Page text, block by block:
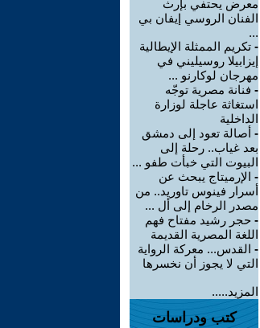
معرض يحتفي بإرث
الفنان الروسي إيفان بي
...
- تكريم الممثلة الإيطالية
إيزابيلا روسيليني في
مهرجان لوكارنو ...
- فنانة مصرية توجّه
استغاثة عاجلة لوزارة
الداخلية
- أصالة تعود إلى دمشق
بعد غياب.. رحلة إلى
البيوت التي خبأت طفو ...
- الإرميتاج يبحث عن
أسرار فينوس تاوريد.. من
مصدر الرخام إلى أل ...
- حجر رشيد مفتاح فهم
اللغة المصرية القديمة
- القدس... معركة الرواية
التي لا يجوز أن نخسرها
المزيد.....
كتب ودراسات